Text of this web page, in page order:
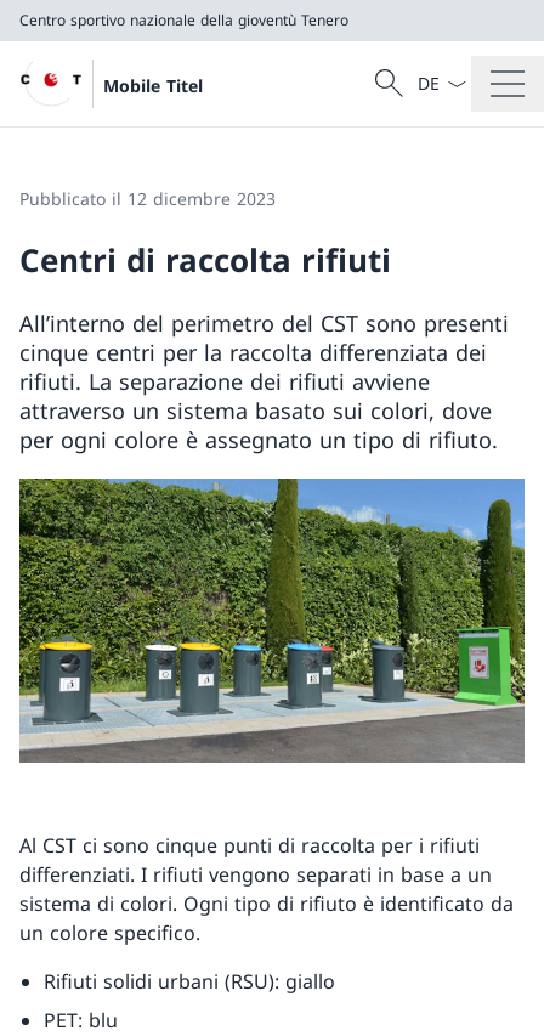
Centro sportivo nazionale della gioventù Tenero
Mobile Titel
Cercare
Ricerca
Dal menu a
Pubblicato il 12 dicembre 2023
Centri di raccolta rifiuti
All’interno del perimetro del CST sono presenti
cinque centri per la raccolta differenziata dei
rifiuti. La separazione dei rifiuti avviene
attraverso un sistema basato sui colori, dove
per ogni colore è assegnato un tipo di rifiuto.
Al CST ci sono cinque punti di raccolta per i rifiuti
differenziati. I rifiuti vengono separati in base a un
sistema di colori. Ogni tipo di rifiuto è identificato da
un colore specifico.
Rifiuti solidi urbani (RSU): giallo
PET: blu